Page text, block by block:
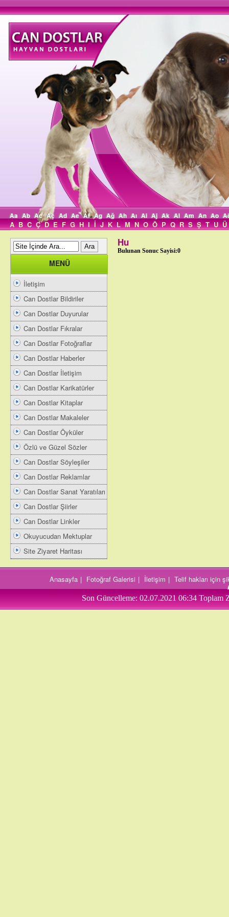
Aa Ab Ac Aç Ad Ae Af Ag Ağ Ah Aı Ai Aj Ak Al Am An Ao
A B C Ç D E F G H I İ J K L M N O Ö P Q R S Ş T U Ü
MENÜ
İletişim
Can Dostlar Bildiriler
Can Dostlar Duyurular
Can Dostlar Fıkralar
Can Dostlar Fotoğraflar
Can Dostlar Haberler
Can Dostlar İletişim
Can Dostlar Karikatürler
Can Dostlar Kitaplar
Can Dostlar Makaleler
Can Dostlar Öyküler
Özlü ve Güzel Sözler
Can Dostlar Söyleşiler
Can Dostlar Reklamlar
Can Dostlar Sanat Yaratıları
Can Dostlar Şiirler
Can Dostlar Linkler
Okuyucudan Mektuplar
Site Ziyaret Haritası
Hu
Bulunan Sonuc Sayisi:0
Anasayfa | Fotoğraf Galerisi | İletişim | Telif hakları için
Son Güncelleme: 02.07.2021 06:34 Toplam